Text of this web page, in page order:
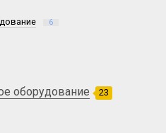
6
оборудование 23